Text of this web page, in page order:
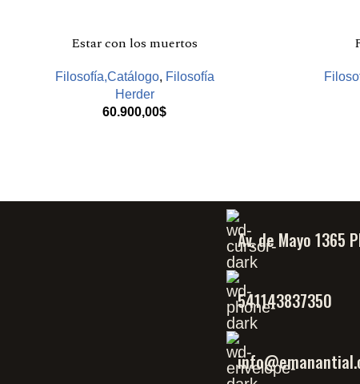
Estar con los muertos
Filosofía,Catálogo, Filosofía
Herder
60.900,00$
Av. de Mayo 1365
541143837350